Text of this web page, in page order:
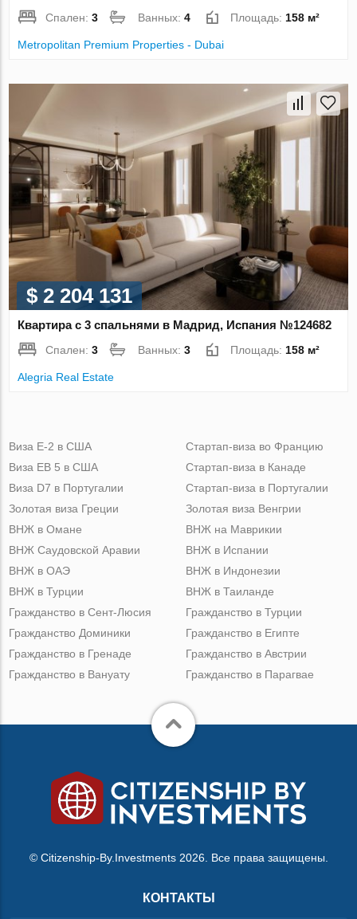
Спален:3 Ванных:4 Площадь: 158 м²
Metropolitan Premium Properties - Dubai
$ 2 204 131
Квартира с 3 спальнями в Мадрид, Испания №124682
Спален:3 Ванных:3 Площадь: 158 м²
Alegria Real Estate
Виза Е-2 в США
Виза ЕВ 5 в США
Виза D7 в Португалии
Золотая виза Греции
Стартап-виза во Францию
Стартап-виза в Канаде
Стартап-виза в Португалии
Золотая виза Венгрии
ВНЖ в Омане
ВНЖ Саудовской Аравии
ВНЖ в ОАЭ
ВНЖ в Турции
ВНЖ на Маврикии
ВНЖ в Испании
ВНЖ в Индонезии
ВНЖ в Таиланде
Гражданство в Сент-Люсия
Гражданство Доминики
Гражданство в Гренаде
Гражданство в Вануату
Гражданство в Турции
Гражданство в Египте
Гражданство в Австрии
Гражданство в Парагвае
© Citizenship-By.Investments 2026. Все права защищены.
КОНТАКТЫ